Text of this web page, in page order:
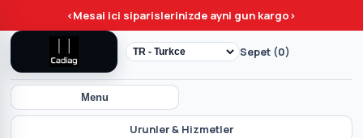
<Mesai ici siparislerinizde ayni gun kargo>
Menu
Urunler & Hizmetler
Sepet (0)